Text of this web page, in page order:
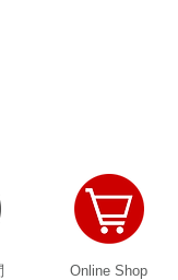
Online Shop